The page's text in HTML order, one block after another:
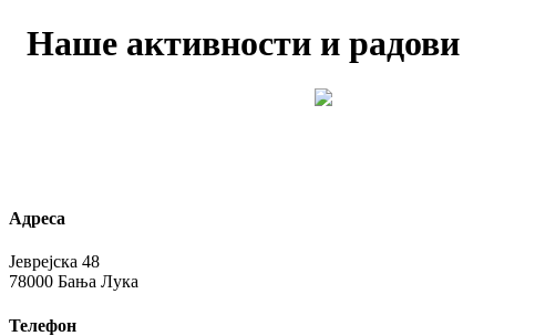
Наше активности и радови
Адреса
Јеврејска 48
78000 Бања Лука
Телефон